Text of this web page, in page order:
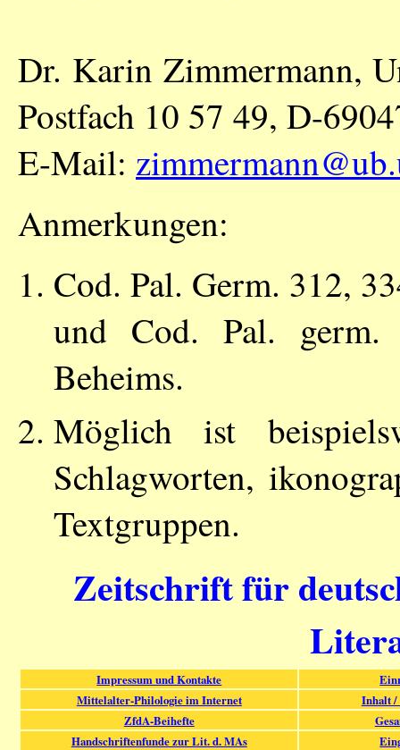
Dr. Karin Zimmermann,
Postfach 10 57 49, D-
E-Mail:
Anmerkungen:
Cod. Pal. Germ. 312,
und Cod. Pal.
Beheims.
Möglich ist
Schlagworten,
Textgruppen.
Zeitschrift für
Impressum und Kontakte
Mittelalter-Philologie im Internet
Inhalt /
ZfdA-Beihefte
Handschriftenfunde zur Lit. d. MAs